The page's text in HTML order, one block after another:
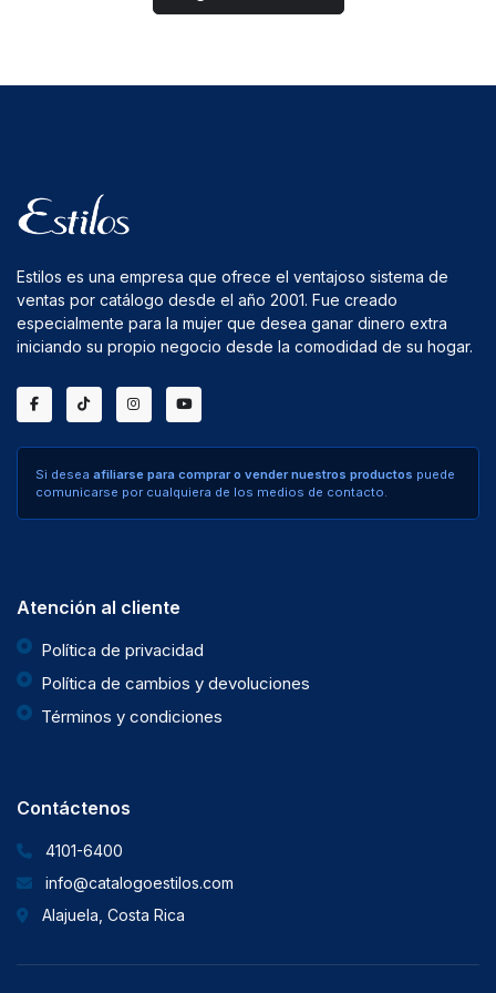
Estilos es una empresa que ofrece el ventajoso sistema de
ventas por catálogo desde el año 2001. Fue creado
especialmente para la mujer que desea ganar dinero extra
iniciando su propio negocio desde la comodidad de su hogar.
Si desea afiliarse para comprar o vender nuestros productos puede
comunicarse por cualquiera de los medios de contacto.
Atención al cliente
Política de privacidad
Política de cambios y devoluciones
Términos y condiciones
Contáctenos
4101-6400
info@catalogoestilos.com
Alajuela, Costa Rica